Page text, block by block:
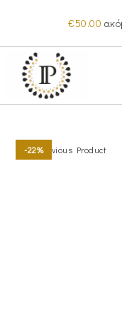
content
€50.00
-22%Previous Product